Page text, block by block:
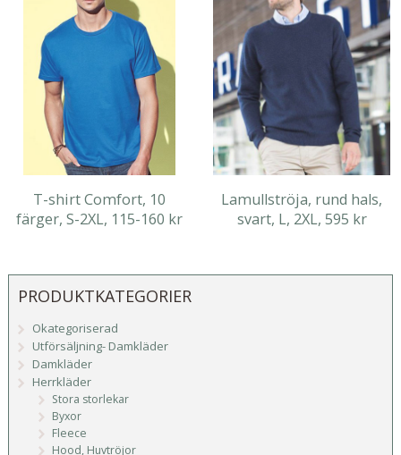
T-shirt Comfort, 10
färger, S-2XL, 115-160 kr
Lamullströja, rund hals,
svart, L, 2XL, 595 kr
PRODUKTKATEGORIER
Okategoriserad
Utförsäljning- Damkläder
Damkläder
Herrkläder
Stora storlekar
Byxor
Fleece
Hood, Huvtröjor